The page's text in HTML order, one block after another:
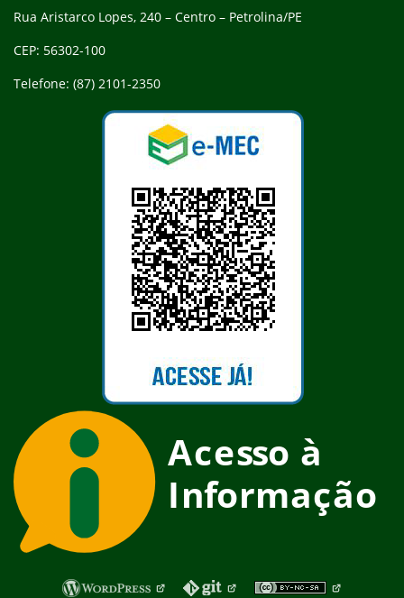
Rua Aristarco Lopes, 240 – Centro – Petrolina/PE
CEP: 56302-100
Telefone: (87) 2101-2350